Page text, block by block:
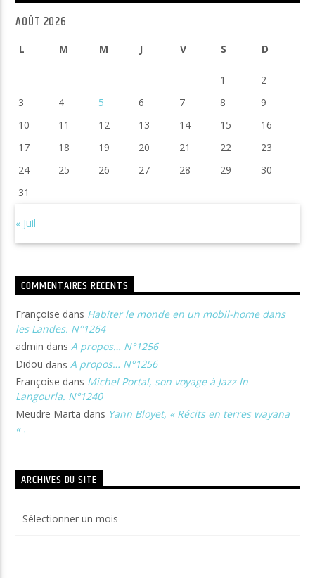
AOÛT 2026
L M M J V S D
1
2
3
4 5 6 7 8
9
10
11 12 13 14 15
16
17
18 19 20 21 22
23
24
25 26 27 28 29
30
31
« Juil
COMMENTAIRES RÉCENTS
Françoise dans Habiter le monde en un mobil-home dans
les Landes. N°1264
admin dansA propos… N°1256
Didou dansA propos… N°1256
Françoise dans Michel Portal, son voyage à Jazz In
Langourla. N°1240
Meudre Marta dans Yann Bloyet, « Récits en terres wayana
« .
ARCHIVES DU SITE
du